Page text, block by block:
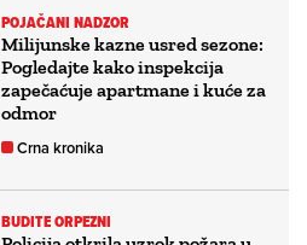
POJAČANI NADZOR
Milijunske kazne usred sezone:
Pogledajte kako inspekcija
zapečaćuje apartmane i kuće za
odmor
Crna kronika
BUDITE ORPEZNI